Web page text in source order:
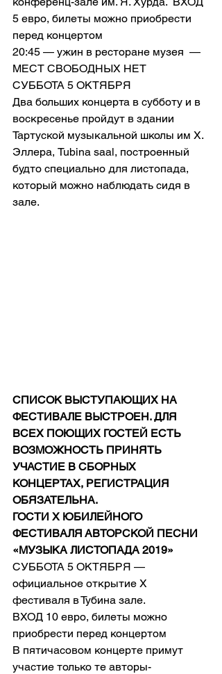
5 евро, билеты можно приобрести
перед концертом
20:45 — ужин в ресторане музея  —
МЕСТ СВОБОДНЫХ НЕТ
СУББОТА 5 ОКТЯБРЯ
Два больших концерта в субботу и в
воскресенье пройдут в здании
Тартуской музыкальной школы им Х.
Эллера, Tubina saal, построенный
будто специально для листопада,
который можно наблюдать сидя в
зале.
СПИСОК ВЫСТУПАЮЩИХ НА
ФЕСТИВАЛЕ ВЫСТРОЕН. ДЛЯ
ВСЕХ ПОЮЩИХ ГОСТЕЙ ЕСТЬ
ВОЗМОЖНОСТЬ ПРИНЯТЬ
УЧАСТИЕ В СБОРНЫХ
КОНЦЕРТАХ, РЕГИСТРАЦИЯ
ОБЯЗАТЕЛЬНА.
ГОСТИ Х ЮБИЛЕЙНОГО
ФЕСТИВАЛЯ АВТОРСКОЙ ПЕСНИ
«МУЗЫКА ЛИСТОПАДА 2019»
СУББОТА 5 ОКТЯБРЯ —
официальное открытие Х
фестиваля в Тубина зале.
ВХОД 10 евро, билеты можно
приобрести перед концертом
В пятичасовом концерте примут
участие только те авторы-